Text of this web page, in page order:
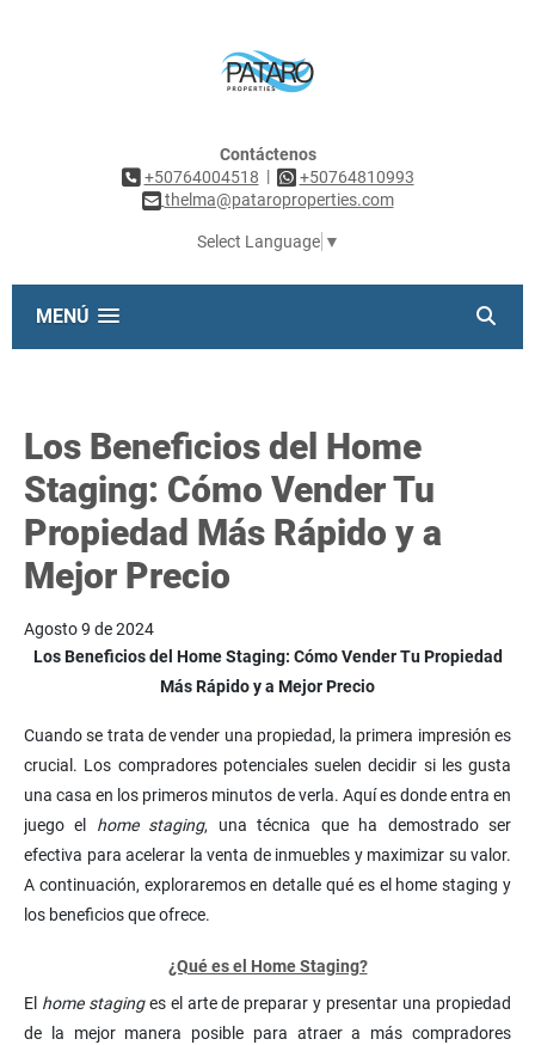
Contáctenos
+50764004518 |
+50764810993
thelma@pataroproperties.com
Select Language ▼
MENÚ
Los Beneficios del Home
Staging: Cómo Vender Tu
Propiedad Más Rápido y a
Mejor Precio
Agosto 9 de 2024
Los Beneficios del Home Staging: Cómo Vender Tu Propiedad
Más Rápido y a Mejor Precio
Cuando se trata de vender una propiedad, la primera impresión es
crucial. Los compradores potenciales suelen decidir si les gusta
una casa en los primeros minutos de verla. Aquí es donde entra en
juego el home staging, una técnica que ha demostrado ser
efectiva para acelerar la venta de inmuebles y maximizar su valor.
A continuación, exploraremos en detalle qué es el home staging y
los beneficios que ofrece.
¿Qué es el Home Staging?
El home staginges el arte de preparar y presentar una propiedad
de la mejor manera posible para atraer a más compradores